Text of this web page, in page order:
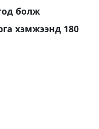
болж
хэмжээнд 180